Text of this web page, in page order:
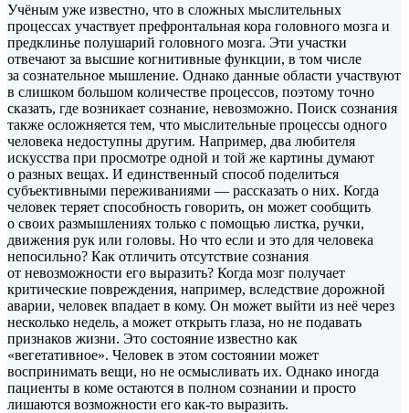
Учёным уже известно, что в сложных мыслительных
процессах участвует префронтальная кора головного мозга и
предклинье полушарий головного мозга. Эти участки
отвечают за высшие когнитивные функции, в том числе
за сознательное мышление. Однако данные области участвуют
в слишком большом количестве процессов, поэтому точно
сказать, где возникает сознание, невозможно. Поиск сознания
также осложняется тем, что мыслительные процессы одного
человека недоступны другим. Например, два любителя
искусства при просмотре одной и той же картины думают
о разных вещах. И единственный способ поделиться
субъективными переживаниями — рассказать о них. Когда
человек теряет способность говорить, он может сообщить
о своих размышлениях только с помощью листка, ручки,
движения рук или головы. Но что если и это для человека
непосильно? Как отличить отсутствие сознания
от невозможности его выразить? Когда мозг получает
критические повреждения, например, вследствие дорожной
аварии, человек впадает в кому. Он может выйти из неё через
несколько недель, а может открыть глаза, но не подавать
признаков жизни. Это состояние известно как
«вегетативное». Человек в этом состоянии может
воспринимать вещи, но не осмысливать их. Однако иногда
пациенты в коме остаются в полном сознании и просто
лишаются возможности его как-то выразить.